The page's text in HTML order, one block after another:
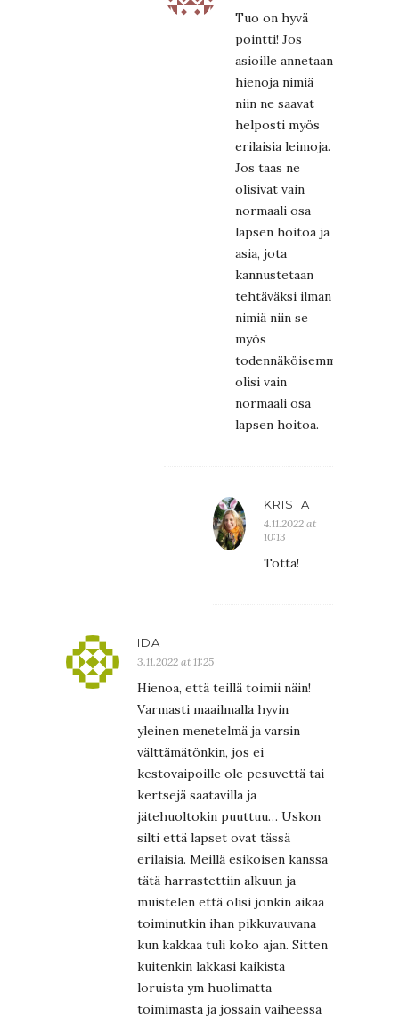
Tuo on hyvä
pointti! Jos
asioille annetaan
hienoja nimiä
niin ne saavat
helposti myös
erilaisia leimoja.
Jos taas ne
olisivat vain
normaali osa
lapsen hoitoa ja
asia, jota
kannustetaan
tehtäväksi ilman
nimiä niin se
myös
todennäköisemmin
olisi vain
normaali osa
lapsen hoitoa.
KRISTA
4.11.2022 at
10:13
Totta!
IDA
3.11.2022 at 11:25
Hienoa, että teillä toimii näin!
Varmasti maailmalla hyvin
yleinen menetelmä ja varsin
välttämätönkin, jos ei
kestovaipoille ole pesuvettä tai
kertsejä saatavilla ja
jätehuoltokin puuttuu… Uskon
silti että lapset ovat tässä
erilaisia. Meillä esikoisen kanssa
tätä harrastettiin alkuun ja
muistelen että olisi jonkin aikaa
toiminutkin ihan pikkuvauvana
kun kakkaa tuli koko ajan. Sitten
kuitenkin lakkasi kaikista
loruista ym huolimatta
toimimasta ja jossain vaiheessa